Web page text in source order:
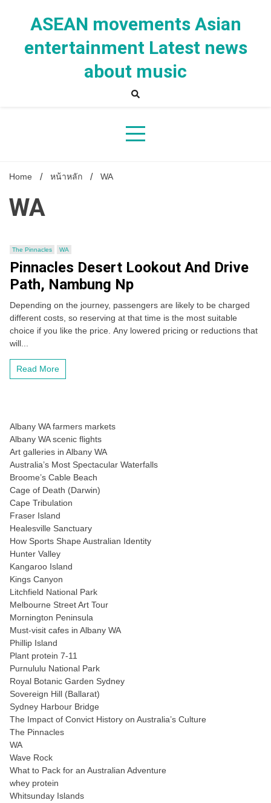
ASEAN movements Asian
entertainment Latest news
about music
Home หน้าหลัก WA
WA
The Pinnacles WA
Pinnacles Desert Lookout And Drive
Path, Nambung Np
Depending on the journey, passengers are likely to be charged
different costs, so reserving at that time is the most suitable
choice if you like the price. Any lowered pricing or reductions that
will...
Read More
Albany WA farmers markets
Albany WA scenic flights
Art galleries in Albany WA
Australia’s Most Spectacular Waterfalls
Broome’s Cable Beach
Cage of Death (Darwin)
Cape Tribulation
Fraser Island
Healesville Sanctuary
How Sports Shape Australian Identity
Hunter Valley
Kangaroo Island
Kings Canyon
Litchfield National Park
Melbourne Street Art Tour
Mornington Peninsula
Must-visit cafes in Albany WA
Phillip Island
Plant protein 7-11
Purnululu National Park
Royal Botanic Garden Sydney
Sovereign Hill (Ballarat)
Sydney Harbour Bridge
The Impact of Convict History on Australia’s Culture
The Pinnacles
WA
Wave Rock
What to Pack for an Australian Adventure
whey protein
Whitsunday Islands